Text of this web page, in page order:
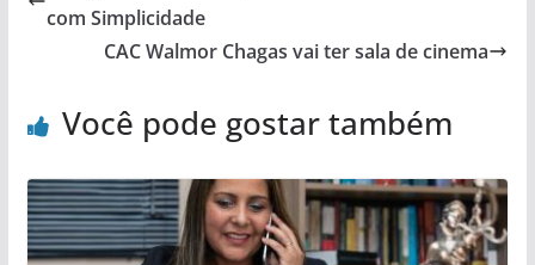
com Simplicidade
CAC Walmor Chagas vai ter sala de cinema
Você pode gostar também